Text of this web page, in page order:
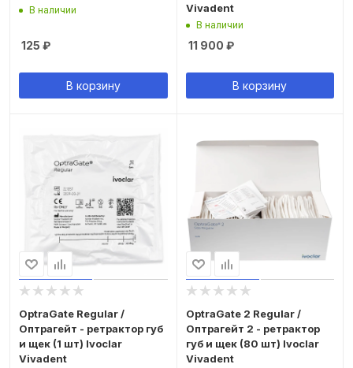
В наличии
125 ₽
В корзину
Vivadent
В наличии
11 900 ₽
В корзину
OptraGate Regular /
Оптрагейт - ретрактор губ
и щек (1 шт) Ivoclar
Vivadent
OptraGate 2 Regular /
Оптрагейт 2 - ретрактор
губ и щек (80 шт) Ivoclar
Vivadent